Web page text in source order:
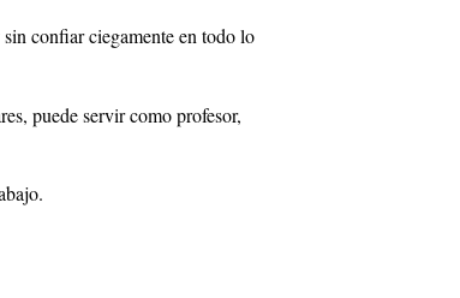
confiar ciegamente en todo lo
puede servir como profesor,